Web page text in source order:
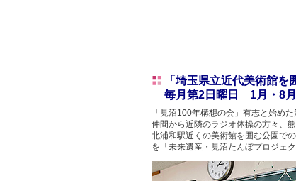
「埼玉県立近代美術館を
毎月第2日曜日 1月・8
「見沼100年構想の会」有志と始め
仲間から近隣のラジオ体操の方々、
北浦和駅近くの美術館を囲む公園で
を「未来遺産・見沼たんぼプロジェ